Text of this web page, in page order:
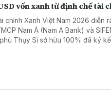
vốn xanh từ định chế tài
chính Xanh Việt Nam 2026 diễn
Nam Á (Nam A Bank) và
Thụy Sĩ sở hữu 100% đã ký